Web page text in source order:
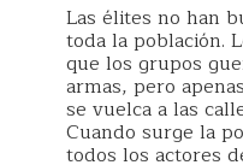
Las élites no han
toda la población.
que los grupos
armas, pero
se vuelca a las
Cuando surge la
todos los actores